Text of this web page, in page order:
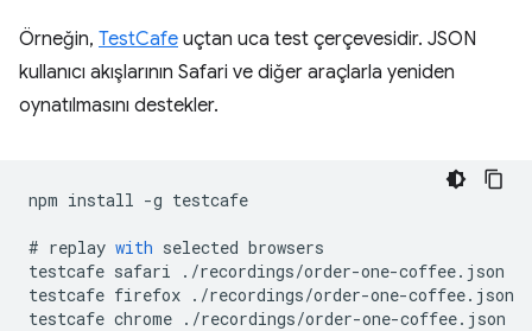
Örneğin, TestCafe uçtan uca test çerçevesidir. JSON
kullanıcı akışlarının Safari ve diğer araçlarla yeniden
oynatılmasını destekler.
npm install -g testcafe
# replay with selected browsers
testcafe safari . /recordings/order-one-coffee. json
testcafe firefox . /recordings/order-one-coffee. json
testcafe chrome . /recordings/order-one-coffee. json